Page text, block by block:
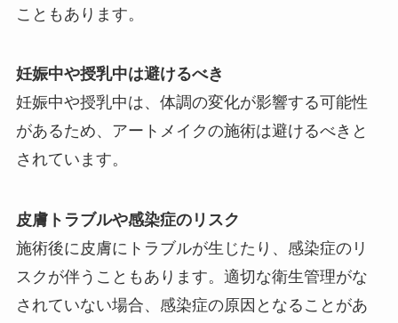
こともあります。
妊娠中や授乳中は避けるべき
妊娠中や授乳中は、体調の変化が影響する可能性
があるため、アートメイクの施術は避けるべきと
されています。
皮膚トラブルや感染症のリスク
施術後に皮膚にトラブルが生じたり、感染症のリ
スクが伴うこともあります。適切な衛生管理がな
されていない場合、感染症の原因となることがあ